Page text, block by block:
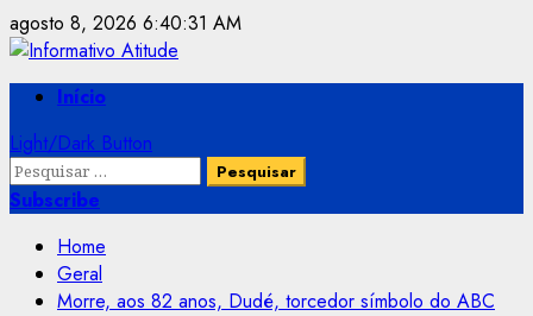
Skip
to
content
agosto 8, 2026 6:40:32 AM
PrimaryInício
Light/Dark Button
Pesquisar
por:
Subscribe
Home
Geral
Morre, aos 82 anos, Dudé, torcedor símbolo do ABC